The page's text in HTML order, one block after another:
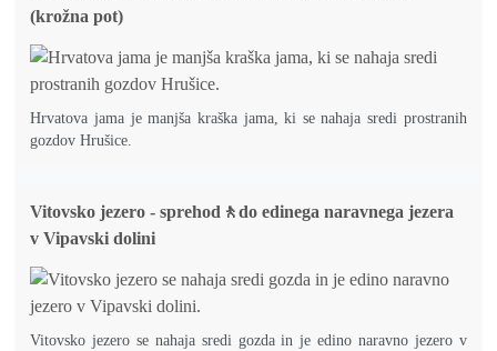
(krožna pot)
Hrvatova jama je manjša kraška jama, ki se nahaja sredi prostranih
gozdov Hrušice.
Vitovsko jezero - sprehod🚶do edinega naravnega jezera
v Vipavski dolini
Vitovsko jezero se nahaja sredi gozda in je edino naravno jezero v